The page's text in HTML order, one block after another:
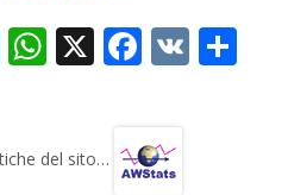
T
gr
W
s
X F
b
V
del sito…